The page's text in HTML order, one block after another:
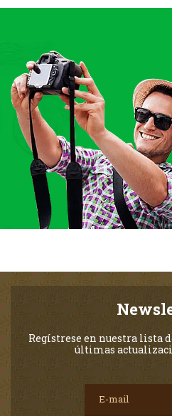
Regístrese en nuestra lista
últimas